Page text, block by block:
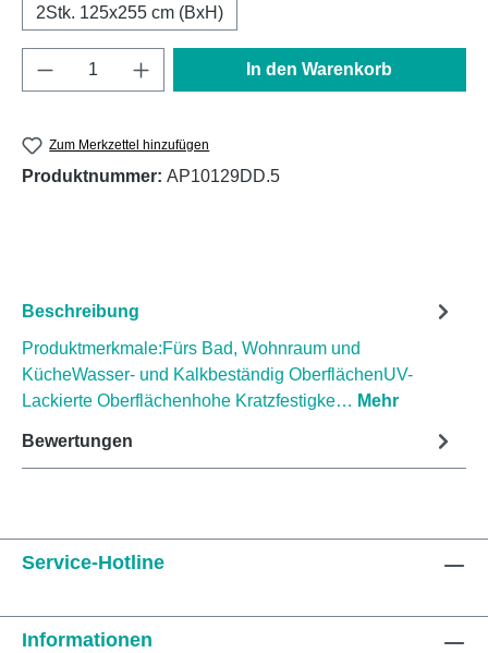
2Stk. 125x255 cm (BxH)
Produkt Anzahl: Gib den gewünschten
In den Warenkorb
Zum Merkzettel hinzufügen
Produktnummer: AP10129DD.5
Beschreibung
Produktmerkmale:Fürs Bad, Wohnraum und
KücheWasser- und Kalkbeständig OberflächenUV-
Lackierte Oberflächenhohe Kratzfestigke… Mehr
Bewertungen
Service-Hotline
Informationen